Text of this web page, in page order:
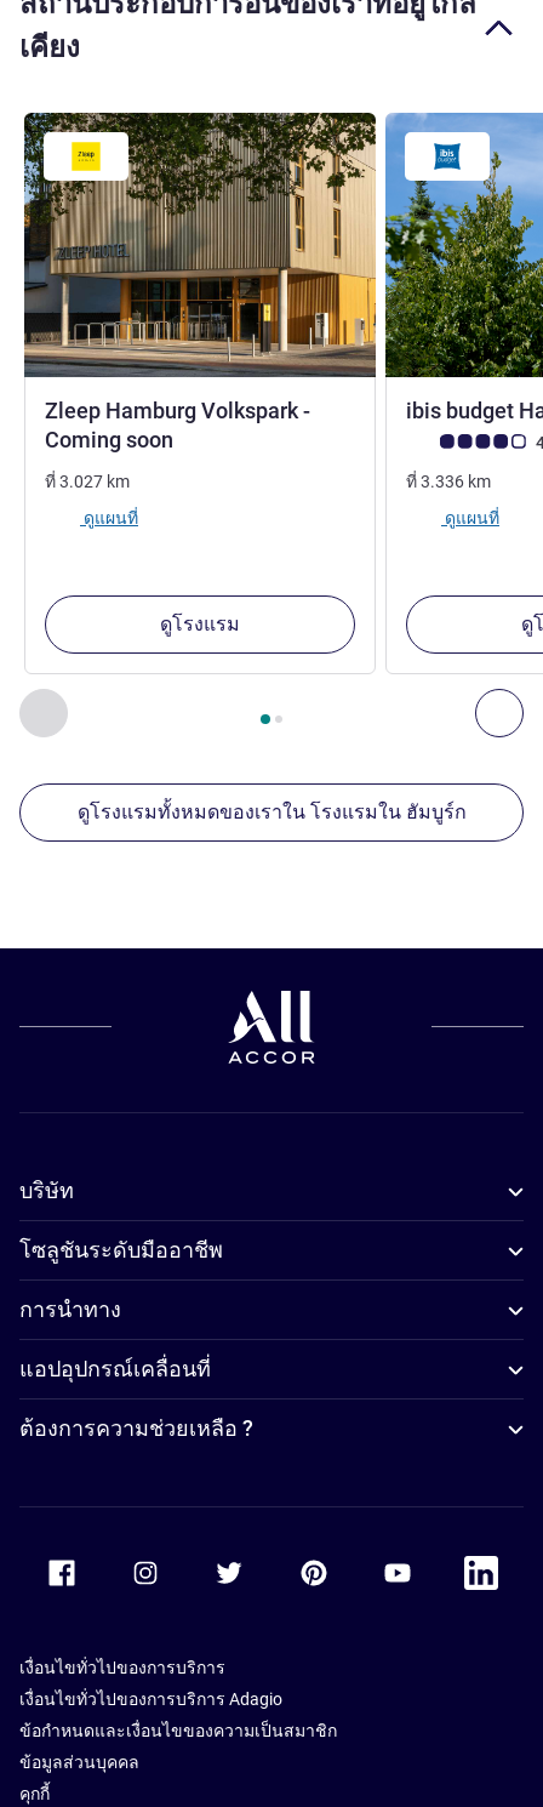
เคียง
ก่อนหน้า - สถานประกอบการอื่นของเราที่อยู่ใกล้เคียง ถั
หน้า1 , สถานประกอบการอื่นของเราที่อยู่ใกล้เคียง 1 :,
Zleep Hamburg Volkspark -
Coming soon
ที่3.027 km
ดูแผนที่
ดูโรงแรม
ibis budget
คะแนนความคิดเ
ที่3.336 km
ดูแผนที่
ดู
ดูโรงแรมทั้งหมดของเราใน โรงแรมใน ฮัมบูร์ก
บริษัท
โซลูชันระดับมืออาชีพ
การนำทาง
แอปอุปกรณ์เคลื่อนที่
ต้องการความช่วยเหลือ ?
Accor Youtube
Accor
เงื่อนไขทั่วไปของการบริการ
เงื่อนไขทั่วไปของการบริการ Adagio
ข้อกำหนดและเงื่อนไขของความเป็นสมาชิก
ข้อมูลส่วนบุคคล
คุกกี้